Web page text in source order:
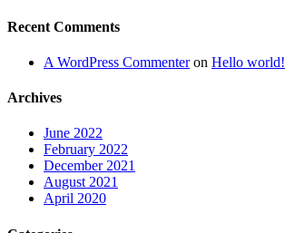
Recent Comments
A WordPress Commenteron Hello world!
Archives
June 2022
February 2022
December 2021
August 2021
April 2020